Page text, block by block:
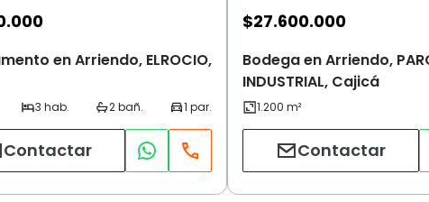
en Arriendo, ELROCIO,
Contactar
$27.600.000
Bodega en Arriendo,
INDUSTRIAL, Cajicá
Contactar